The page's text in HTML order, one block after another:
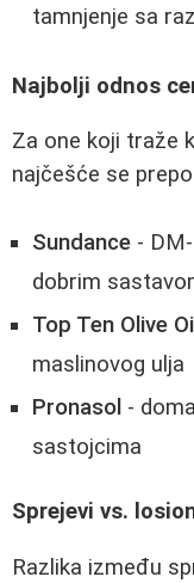
tamnjenje sa
Najbolji odnos
Za one koji traže
najčešće se
Sundance -
dobrim
Top Ten Olive Oil
maslinovog ulja
Pronasol -
sastojcima
Sprejevi vs.
Razlika između